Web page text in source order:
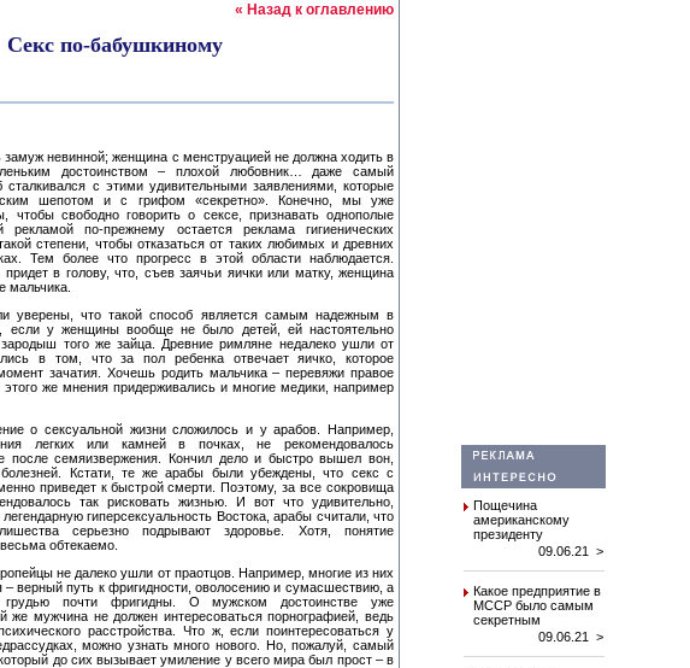
Пощечина
американскому
президенту
09.06.21 >
Какое предприятие в
МССР было самым
секретным
09.06.21 >
« Назад к оглавлению
Секс по-бабушкиному
невинной; женщина с менструацией не должна ходить в
достоинством – плохой любовник… даже самый
с этими удивительными заявлениями, которые
шепотом и с грифом «секретно». Конечно, мы уже
чтобы свободно говорить о сексе, признавать однополые
по-прежнему остается реклама гигиенических
степени, чтобы отказаться от таких любимых и древних
Тем более что прогресс в этой области наблюдается.
в голову, что, съев заячьи яички или матку, женщина
мальчика.
уверены, что такой способ является самым надежным в
если у женщины вообще не было детей, ей настоятельно
того же зайца. Древние римляне недалеко ушли от
в том, что за пол ребенка отвечает яичко, которое
зачатия. Хочешь родить мальчика – перевяжи правое
этого же мнения придерживались и многие медики, например
о сексуальной жизни сложилось и у арабов. Например,
легких или камней в почках, не рекомендовалось
после семяизвержения. Кончил дело и быстро вышел вон,
Кстати, те же арабы были убеждены, что секс с
приведет к быстрой смерти. Поэтому, за все сокровища
так рисковать жизнью. И вот что удивительно,
гиперсексуальность Востока, арабы считали, что
серьезно подрывают здоровье. Хотя, понятие
обтекаемо.
не далеко ушли от праотцов. Например, многие из них
– верный путь к фригидности, оволосению и сумасшествию, а
почти фригидны. О мужском достоинстве уже
же мужчина не должен интересоваться порнографией, ведь
расстройства. Что ж, если поинтересоваться у
можно узнать много нового. Но, пожалуй, самый
до сих вызывает умиление у всего мира был прост – в